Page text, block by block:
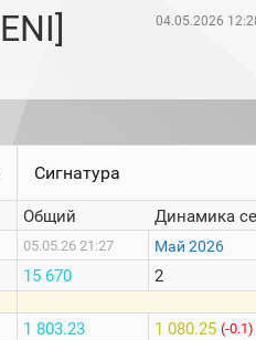
04.05.2026
Сигнатура
Общий
05.05.26 21:27
15 670
1 803.23
Динамика
Май 2026
2
1 080.25 (-0.1)